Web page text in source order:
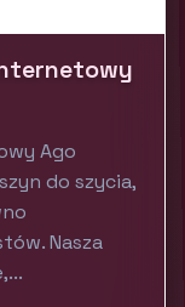
Ago
do szycia,
Nasza